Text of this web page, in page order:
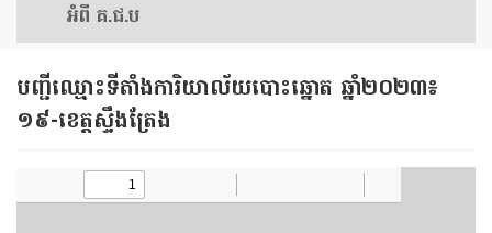
អំពី គ.ជ.ប
បញ្ជីឈ្មោះទីតាំងការិយាល័យបោះឆ្នោត ឆ្នាំ២០២៣៖
១៩-ខេត្តស្ទឹងត្រែង